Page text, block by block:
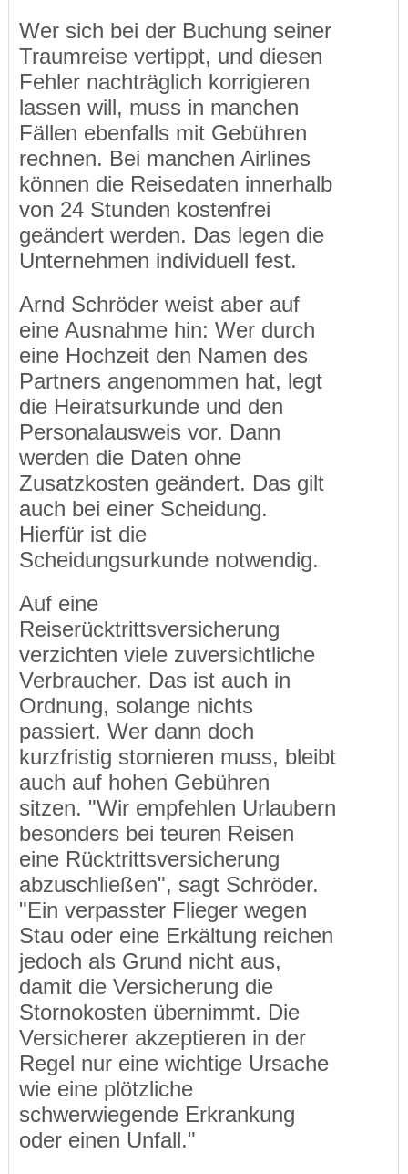
Wer sich bei der Buchung seiner
Traumreise vertippt, und diesen
Fehler nachträglich korrigieren
lassen will, muss in manchen
Fällen ebenfalls mit Gebühren
rechnen. Bei manchen Airlines
können die Reisedaten innerhalb
von 24 Stunden kostenfrei
geändert werden. Das legen die
Unternehmen individuell fest.
Arnd Schröder weist aber auf
eine Ausnahme hin: Wer durch
eine Hochzeit den Namen des
Partners angenommen hat, legt
die Heiratsurkunde und den
Personalausweis vor. Dann
werden die Daten ohne
Zusatzkosten geändert. Das gilt
auch bei einer Scheidung.
Hierfür ist die
Scheidungsurkunde notwendig.
Auf eine
Reiserücktrittsversicherung
verzichten viele zuversichtliche
Verbraucher. Das ist auch in
Ordnung, solange nichts
passiert. Wer dann doch
kurzfristig stornieren muss, bleibt
auch auf hohen Gebühren
sitzen. "Wir empfehlen Urlaubern
besonders bei teuren Reisen
eine Rücktrittsversicherung
abzuschließen", sagt Schröder.
"Ein verpasster Flieger wegen
Stau oder eine Erkältung reichen
jedoch als Grund nicht aus,
damit die Versicherung die
Stornokosten übernimmt. Die
Versicherer akzeptieren in der
Regel nur eine wichtige Ursache
wie eine plötzliche
schwerwiegende Erkrankung
oder einen Unfall."